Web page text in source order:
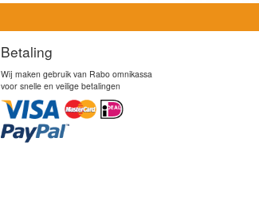
Betaling
Wij maken gebruik van Rabo omnikassa
voor snelle en veilige betalingen